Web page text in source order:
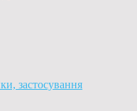
застосування